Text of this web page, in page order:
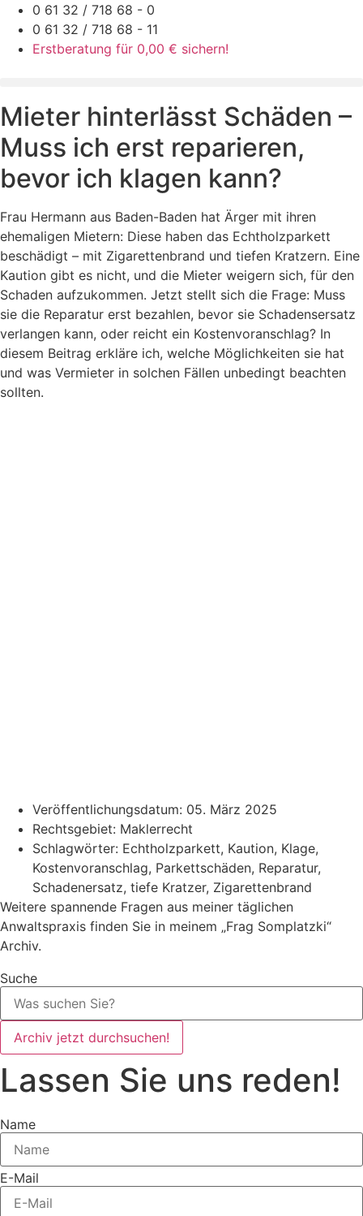
Zum
Inhalt
springen
0 61 32 / 718 68 - 0
0 61 32 / 718 68 - 11
Erstberatung für 0,00 € sichern!
Mieter hinterlässt Schäden –
Muss ich erst reparieren,
bevor ich klagen kann?
Frau Hermann aus Baden-Baden hat Ärger mit ihren
ehemaligen Mietern: Diese haben das Echtholzparkett
beschädigt – mit Zigarettenbrand und tiefen Kratzern. Eine
Kaution gibt es nicht, und die Mieter weigern sich, für den
Schaden aufzukommen. Jetzt stellt sich die Frage: Muss
sie die Reparatur erst bezahlen, bevor sie Schadensersatz
verlangen kann, oder reicht ein Kostenvoranschlag? In
diesem Beitrag erkläre ich, welche Möglichkeiten sie hat
und was Vermieter in solchen Fällen unbedingt beachten
sollten.
Veröffentlichungsdatum: 05. März 2025
Rechtsgebiet: Maklerrecht
Schlagwörter: Echtholzparkett, Kaution, Klage,
Kostenvoranschlag, Parkettschäden, Reparatur,
Schadenersatz, tiefe Kratzer, Zigarettenbrand
Weitere spannende Fragen aus meiner täglichen
Anwaltspraxis finden Sie in meinem „Frag Somplatzki“
Archiv.
Suche
Archiv jetzt durchsuchen!
Lassen Sie uns reden!
Name
E-Mail